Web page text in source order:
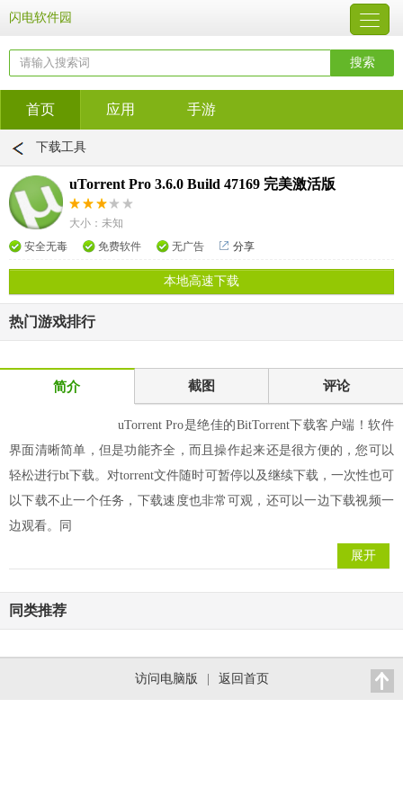
闪电软件园
首页 应用 手游
下载工具
uTorrent Pro 3.6.0 Build 47169 完美激活版
大小：未知
安全无毒
免费软件 无广告 分享
本地高速下载
热门游戏排行
简介 截图 评论
uTorrent Pro是绝佳的BitTorrent下载客户端！软件
界面清晰简单，但是功能齐全，而且操作起来还是很方便的，您可以
轻松进行bt下载。对torrent文件随时可暂停以及继续下载，一次性也可
以下载不止一个任务，下载速度也非常可观，还可以一边下载视频一
边观看。同
展开
同类推荐
访问电脑版 返回首页